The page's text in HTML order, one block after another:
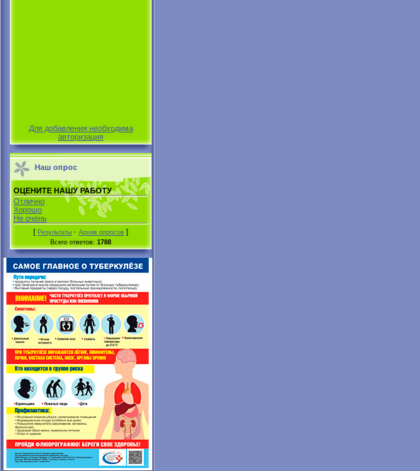
Для добавления необходима
авторизация
Наш опрос
ОЦЕНИТЕ НАШУ РАБОТУ
Отлично
Хорошо
Не очень
[ Результаты · Архив опросов ]
Всего ответов: 1788